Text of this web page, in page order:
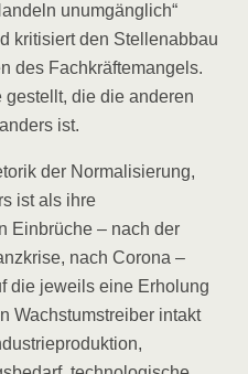
unumgänglich“
kritisiert den Stellenabbau
des Fachkräftemangels.
die die anderen
ist.
der Normalisierung,
ist als ihre
Einbrüche – nach der
nach Corona –
die jeweils eine Erholung
Wachstumstreiber intakt